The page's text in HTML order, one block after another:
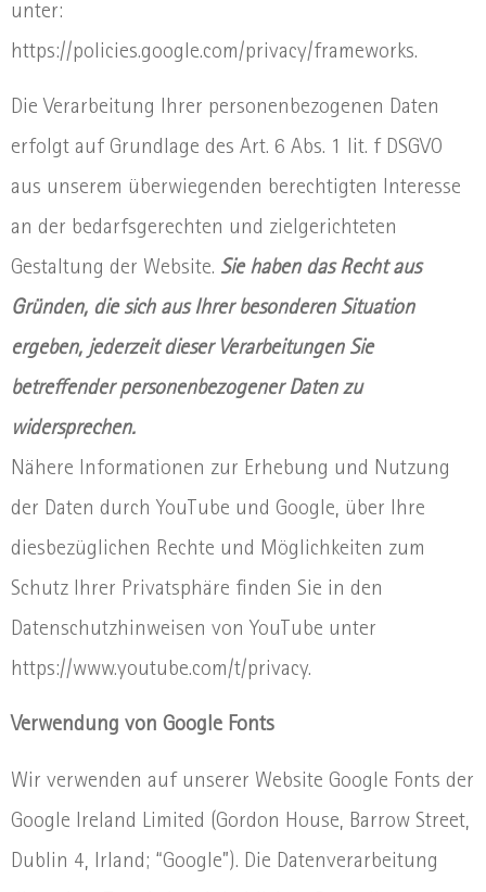
unter:
https://policies.google.com/privacy/frameworks.
Die Verarbeitung Ihrer personenbezogenen Daten
erfolgt auf Grundlage des Art. 6 Abs. 1 lit. f DSGVO
aus unserem überwiegenden berechtigten Interesse
an der bedarfsgerechten und zielgerichteten
Gestaltung der Website. Sie haben das Recht aus
Gründen, die sich aus Ihrer besonderen Situation
ergeben, jederzeit dieser Verarbeitungen Sie
betreffender personenbezogener Daten zu
widersprechen.
Nähere Informationen zur Erhebung und Nutzung
der Daten durch YouTube und Google, über Ihre
diesbezüglichen Rechte und Möglichkeiten zum
Schutz Ihrer Privatsphäre finden Sie in den
Datenschutzhinweisen von YouTube unter
https://www.youtube.com/t/privacy.
Verwendung von Google Fonts
Wir verwenden auf unserer Website Google Fonts der
Google Ireland Limited (Gordon House, Barrow Street,
Dublin 4, Irland; “Google”). Die Datenverarbeitung